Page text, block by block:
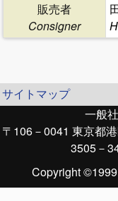
販売者
Consigner
サイトマップ
一般
〒106－0041 東京都
3505－
Copyright